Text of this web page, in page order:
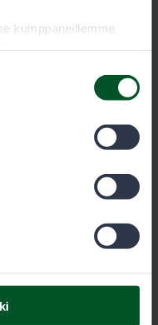
kumppaneillemme
joita on kerätty, kun
Voit sallia haluamasi